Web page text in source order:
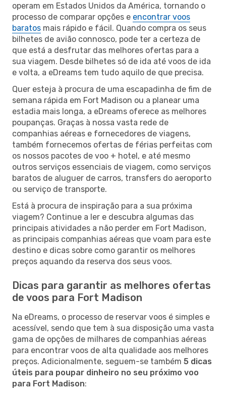
operam em Estados Unidos da América, tornando o
processo de comparar opções e encontrar voos
baratos mais rápido e fácil. Quando compra os seus
bilhetes de avião connosco, pode ter a certeza de
que está a desfrutar das melhores ofertas para a
sua viagem. Desde bilhetes só de ida até voos de ida
e volta, a eDreams tem tudo aquilo de que precisa.
Quer esteja à procura de uma escapadinha de fim de
semana rápida em Fort Madison ou a planear uma
estadia mais longa, a eDreams oferece as melhores
poupanças. Graças à nossa vasta rede de
companhias aéreas e fornecedores de viagens,
também fornecemos ofertas de férias perfeitas com
os nossos pacotes de voo + hotel, e até mesmo
outros serviços essenciais de viagem, como serviços
baratos de aluguer de carros, transfers do aeroporto
ou serviço de transporte.
Está à procura de inspiração para a sua próxima
viagem? Continue a ler e descubra algumas das
principais atividades a não perder em Fort Madison,
as principais companhias aéreas que voam para este
destino e dicas sobre como garantir os melhores
preços aquando da reserva dos seus voos.
Dicas para garantir as melhores ofertas
de voos para Fort Madison
Na eDreams, o processo de reservar voos é simples e
acessível, sendo que tem à sua disposição uma vasta
gama de opções de milhares de companhias aéreas
para encontrar voos de alta qualidade aos melhores
preços. Adicionalmente, seguem-se também 5 dicas
úteis para poupar dinheiro no seu próximo voo
para Fort Madison: